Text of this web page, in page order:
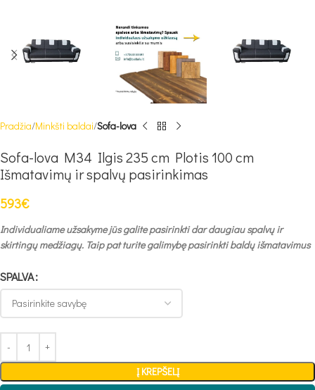
Pradžia Minkšti baldai Sofa-lova
Sofa-lova M34 Ilgis 235 cm Plotis 100 cm
Išmatavimų ir spalvų pasirinkimas
593€
Individualiame užsakyme jūs galite pasirinkti dar daugiau spalvų ir
skirtingų medžiagų. Taip pat turite galimybę pasirinkti baldų išmatavimus
SPALVA
Į KREPŠELĮ